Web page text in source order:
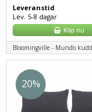
Leveranstid
Lev. 5-8 dagar
20%